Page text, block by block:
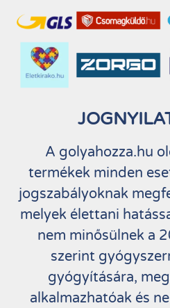
A golyahozza.hu
termékek minden
jogszabályoknak
melyek élettani
nem minősülnek a
szerint
gyógyítására,
alkalmazhatóak és